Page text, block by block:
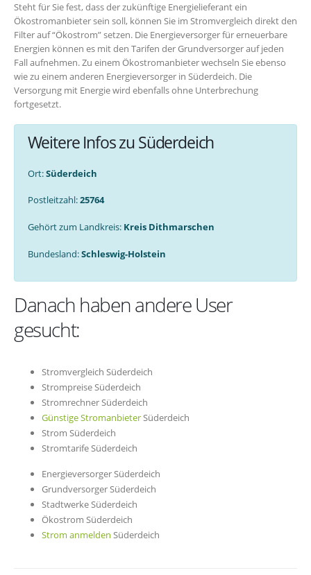
Steht für Sie fest, dass der zukünftige Energielieferant ein
Ökostromanbieter sein soll, können Sie im Stromvergleich direkt den
Filter auf “Ökostrom” setzen. Die Energieversorger für erneuerbare
Energien können es mit den Tarifen der Grundversorger auf jeden
Fall aufnehmen. Zu einem Ökostromanbieter wechseln Sie ebenso
wie zu einem anderen Energieversorger in Süderdeich. Die
Versorgung mit Energie wird ebenfalls ohne Unterbrechung
fortgesetzt.
Weitere Infos zu Süderdeich
Ort:Süderdeich
Postleitzahl:25764
Gehört zum Landkreis: Kreis Dithmarschen
Bundesland:Schleswig-Holstein
Danach haben andere User
gesucht:
Stromvergleich Süderdeich
Strompreise Süderdeich
Stromrechner Süderdeich
Günstige StromanbieterSüderdeich
Strom Süderdeich
Stromtarife Süderdeich
Energieversorger Süderdeich
Grundversorger Süderdeich
Stadtwerke Süderdeich
Ökostrom Süderdeich
Strom anmelden Süderdeich